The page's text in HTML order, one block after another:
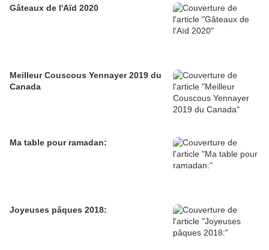
Gâteaux de l'Aïd 2020
Meilleur Couscous Yennayer 2019 du
Canada
Ma table pour ramadan:
Joyeuses pâques 2018: